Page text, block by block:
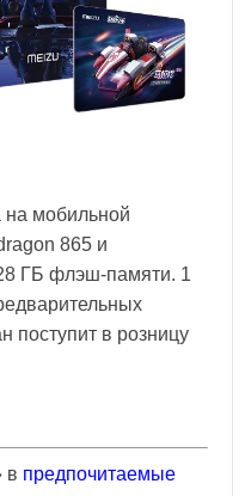
на мобильной
865 и
ГБ флэш-памяти. 1
поступит в розницу
в предпочитаемые